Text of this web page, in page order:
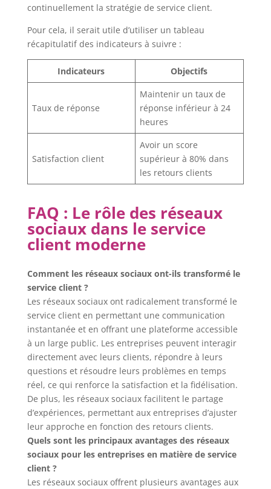
continuellement la stratégie de service client.
Pour cela, il serait utile d’utiliser un tableau
récapitulatif des indicateurs à suivre :
Indicateurs Objectifs
Taux de réponse
Maintenir un taux de
réponse inférieur à 24
heures
Satisfaction client
Avoir un score
supérieur à 80% dans
les retours clients
FAQ : Le rôle des réseaux
sociaux dans le service
client moderne
Comment les réseaux sociaux ont-ils transformé le
service client ?
Les réseaux sociaux ont radicalement transformé le
service client en permettant une communication
instantanée et en offrant une plateforme accessible
à un large public. Les entreprises peuvent interagir
directement avec leurs clients, répondre à leurs
questions et résoudre leurs problèmes en temps
réel, ce qui renforce la satisfaction et la fidélisation.
De plus, les réseaux sociaux facilitent le partage
d’expériences, permettant aux entreprises d’ajuster
leur approche en fonction des retours clients.
Quels sont les principaux avantages des réseaux
sociaux pour les entreprises en matière de service
client ?
Les réseaux sociaux offrent plusieurs avantages aux